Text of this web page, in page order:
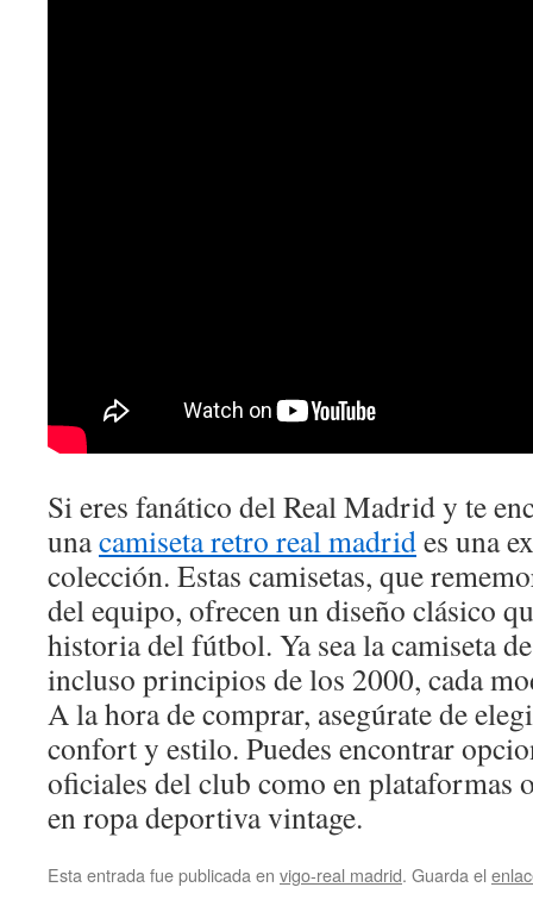
Si eres fanático del Real Madrid y te
unacamiseta retro real madrides una
colección. Estas camisetas, que
del equipo, ofrecen un diseño clásico
historia del fútbol. Ya sea la camiseta
incluso principios de los 2000, cada
A la hora de comprar, asegúrate de
confort y estilo. Puedes encontrar
oficiales del club como en plataformas
en ropa deportiva vintage.
Esta entrada fue publicada en vigo-real madrid. Guarda el